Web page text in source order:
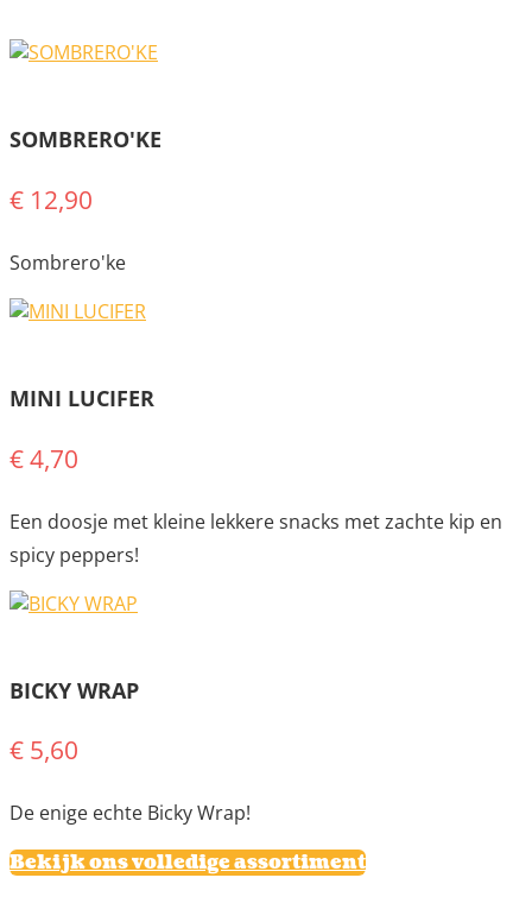
SOMBRERO'KE
€ 12,90
Sombrero'ke
MINI LUCIFER
€ 4,70
Een doosje met kleine lekkere snacks met zachte kip en
spicy peppers!
BICKY WRAP
€ 5,60
De enige echte Bicky Wrap!
Bekijk ons volledige assortiment